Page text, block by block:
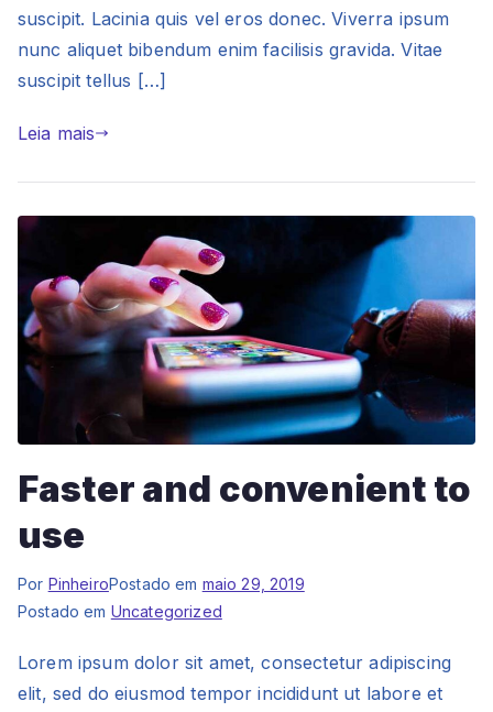
suscipit. Lacinia quis vel eros donec. Viverra ipsum
nunc aliquet bibendum enim facilisis gravida. Vitae
suscipit tellus […]
Leia mais
Faster and convenient to
use
Por PinheiroPostado em maio 29, 2019
Postado em Uncategorized
Lorem ipsum dolor sit amet, consectetur adipiscing
elit, sed do eiusmod tempor incididunt ut labore et